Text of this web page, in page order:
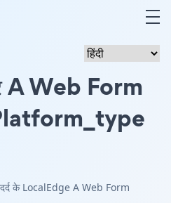
A Web Form
के LocalEdge A Web Form